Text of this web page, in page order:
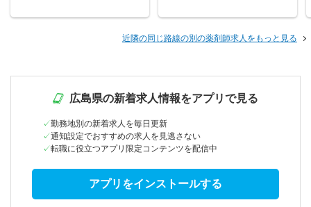
近隣の同じ路線の別の薬剤師求人をもっと見る
広島県の新着求人情報をアプリで見る
勤務地別の新着求人を毎日更新
通知設定でおすすめの求人を見逃さない
転職に役立つアプリ限定コンテンツを配信中
アプリをインストールする